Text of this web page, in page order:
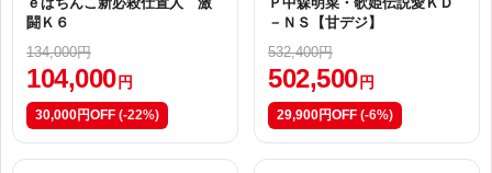
闘Ｋ６
134,000円
104,000 円
30,000円OFF (-22%)
－ＮＳ【甘デジ】
532,400円
502,500 円
29,900円OFF (-6%)